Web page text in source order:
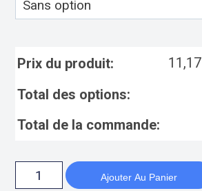
Prix du produit: 11,17
Total des options:
Total de la commande:
Ajouter Au Panier